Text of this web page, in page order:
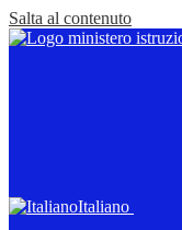
Salta al contenuto
Italiano